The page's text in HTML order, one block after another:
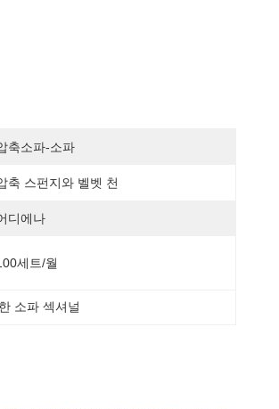
축소파-소파
축 스펀지와 벨벳 천
디에나
세트/월
소파 섹셔널